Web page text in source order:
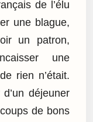
de l’élu
une blague,
un patron,
une
rien n’était.
déjeuner
de bons